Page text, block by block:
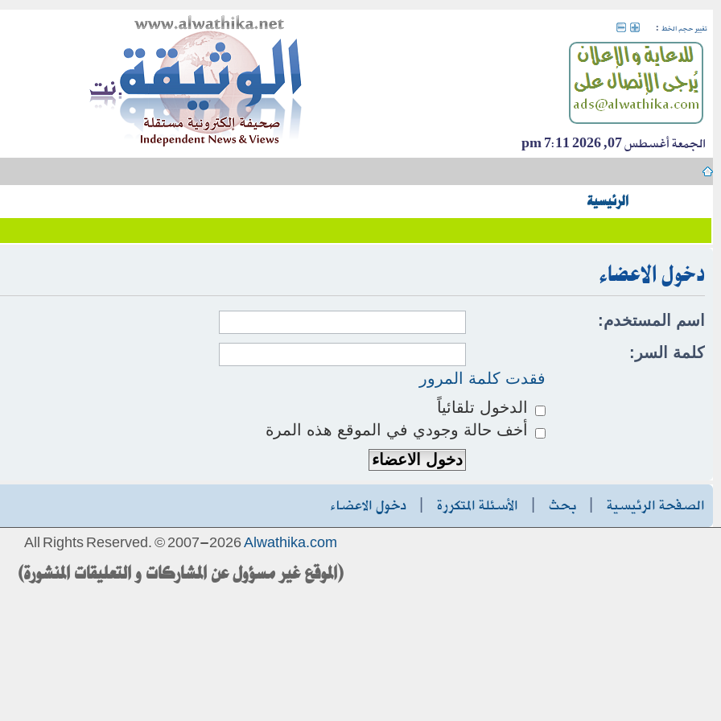
تغيير حجم الخط :
الجمعة أغسطس 07, 2026 7:11 pm
الرئيسية
دخول الاعضاء
اسم المستخدم:
كلمة السر:
فقدت كلمة المرور
الدخول تلقائياً
أخف حالة وجودي في الموقع هذه المرة
الصفحة الرئيسية | بحث | الأسئلة المتكررة | دخول الاعضاء
All Rights Reserved. © 2007-2026Alwathika.com
(الموقع غير مسؤول عن المشاركات و التعليقات المنشورة)